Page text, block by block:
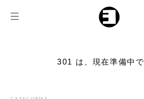
301 は、現在準備中で